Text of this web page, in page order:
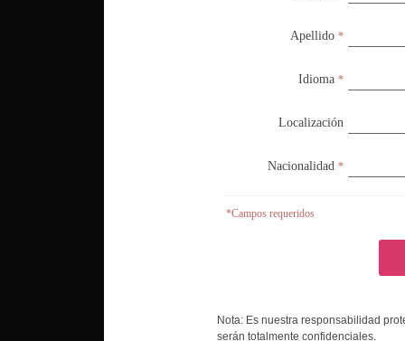
Apellido *
Idioma *
Localización
Nacionalidad *
*Campos requeridos
Nota: Es nuestra responsabilidad
serán totalmente confidenciales.
Apellido *
Idioma *
Localización
Nacionalidad *
*Campos requeridos
Nota: Es nuestra responsabilidad
serán totalmente confidenciales.